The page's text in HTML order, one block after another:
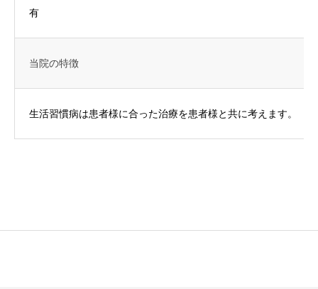
有
当院の特徴
生活習慣病は患者様に合った治療を患者様と共に考えます。